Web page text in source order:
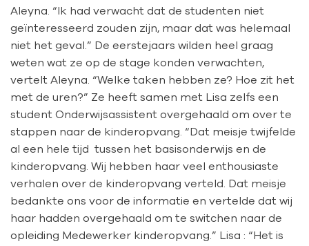
Aleyna. “Ik had verwacht dat de studenten niet
geïnteresseerd zouden zijn, maar dat was helemaal
niet het geval.” De eerstejaars wilden heel graag
weten wat ze op de stage konden verwachten,
vertelt Aleyna. “Welke taken hebben ze? Hoe zit het
met de uren?” Ze heeft samen met Lisa zelfs een
student Onderwijsassistent overgehaald om over te
stappen naar de kinderopvang. “Dat meisje twijfelde
al een hele tijd tussen het basisonderwijs en de
kinderopvang. Wij hebben haar veel enthousiaste
verhalen over de kinderopvang verteld. Dat meisje
bedankte ons voor de informatie en vertelde dat wij
haar hadden overgehaald om te switchen naar de
opleiding Medewerker kinderopvang.” Lisa : “Het is